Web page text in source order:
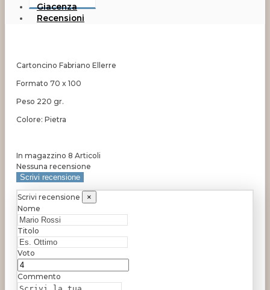
Giacenza
Recensioni
Cartoncino Fabriano Ellerre
Formato 70 x 100
Peso 220 gr.
Colore: Pietra
In magazzino 8 Articoli
Nessuna recensione
Scrivi recensione
Scrivi recensione
×
Nome
Titolo
Voto
Commento